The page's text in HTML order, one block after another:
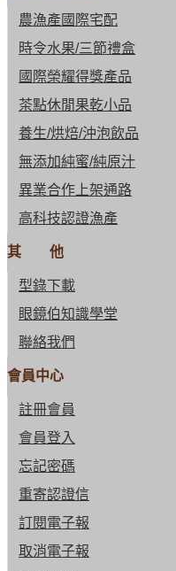
農漁產國際宅配
時令水果/三節禮盒
國際榮耀得獎產品
茶點休閒果乾小品
養生/烘焙/沖泡飲品
無添加純蜜/純原汁
異業合作上架通路
高科技認證漁產
其 他
型錄下載
眼鏡伯知識學堂
聯絡我們
會員中心
註冊會員
會員登入
忘記密碼
重寄認證信
訂閱電子報
取消電子報